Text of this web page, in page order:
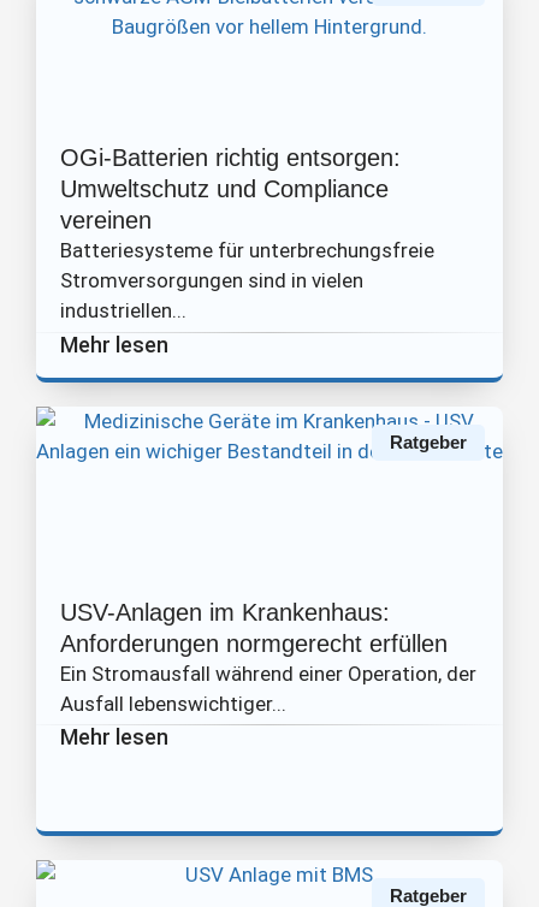
OGi-Batterien richtig entsorgen:
Umweltschutz und Compliance
vereinen
Batteriesysteme für unterbrechungsfreie
Stromversorgungen sind in vielen
industriellen...
Mehr lesen
Ratgeber
USV-Anlagen im Krankenhaus:
Anforderungen normgerecht erfüllen
Ein Stromausfall während einer Operation, der
Ausfall lebenswichtiger...
Mehr lesen
Ratgeber